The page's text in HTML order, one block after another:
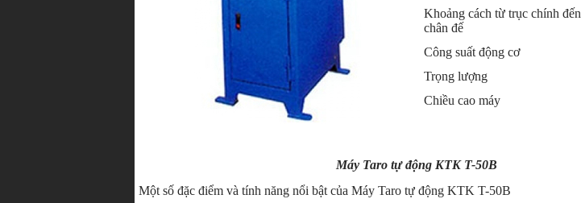
Khoảng cách từ trục chính đến
chân đế
Công suất động cơ
Trọng lượng
Chiều cao máy
Máy Taro tự động KTK T-50B
Một số đặc điểm và tính năng nổi bật của Máy Taro tự động KTK T-50B